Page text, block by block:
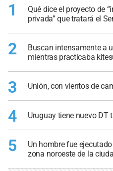
1
Qué dice el proyecto de
privada” que tratará el
2
Buscan intensamente a
mientras practicaba
3 Unión, con vientos de
4 Uruguay tiene nuevo DT
5
Un hombre fue
zona noroeste de la